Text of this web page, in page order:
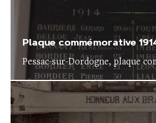
Plaque commémorative
Pessac-sur-Dordogne, plaque